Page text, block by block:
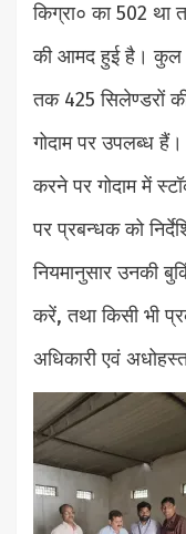
किग्रा० का 502
की आमद हुई है। कुल
तक 425 सिलेण्डरों
गोदाम पर उपलब्ध हैं।
करने पर गोदाम में
पर प्रबन्धक को
नियमानुसार उनकी
करें, तथा किसी भी
अधिकारी एवं